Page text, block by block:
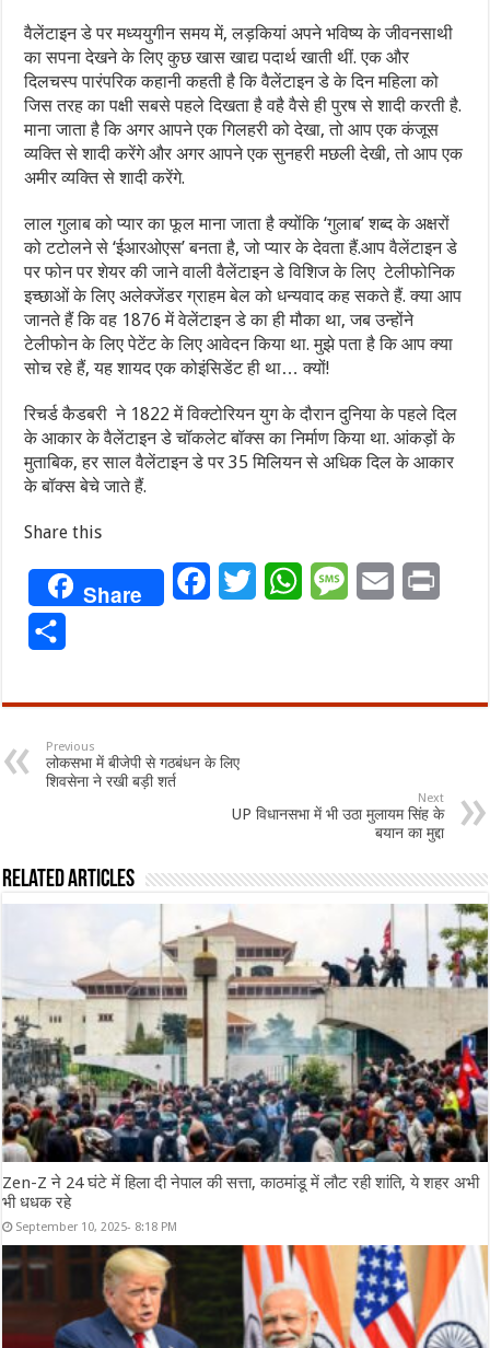
वैलेंटाइन डे पर मध्ययुगीन समय में, लड़कियां अपने भविष्य के जीवनसाथी
का सपना देखने के लिए कुछ खास खाद्य पदार्थ खाती थीं. एक और
दिलचस्प पारंपरिक कहानी कहती है क‍ि वैलेंटाइन डे के दि‍न महिला को
जिस तरह का पक्षी सबसे पहले दिखता है वहै वैसे ही पुरष से शादी करती है.
माना जाता है क‍ि अगर आपने एक गिलहरी को देखा, तो आप एक कंजूस
व्यक्ति से शादी करेंगे और अगर आपने एक सुनहरी मछली देखी, तो आप एक
अमीर व्यक्ति से शादी करेंगे.
लाल गुलाब को प्यार का फूल माना जाता है क्योंकि ‘गुलाब’ शब्द के अक्षरों
को टटोलने से ‘ईआरओएस’ बनता है, जो प्यार के देवता हैं.आप वैलेंटाइन डे
पर फोन पर शेयर की जाने वाली वैलेंटाइन डे व‍िश‍िज के लि‍ए टेलीफोनिक
इच्छाओं के लिए अलेक्जेंडर ग्राहम बेल को धन्यवाद कह सकते हैं. क्या आप
जानते हैं कि वह 1876 में वेलेंटाइन डे का ही मौका था, जब उन्होंने
टेलीफोन के लिए पेटेंट के लिए आवेदन किया था. मुझे पता है कि आप क्या
सोच रहे हैं, यह शायद एक कोइंसि‍डेंट ही था… क्यों!
रिचर्ड कैडबरी ने 1822 में विक्टोरियन युग के दौरान दुनिया के पहले दिल
के आकार के वैलेंटाइन डे चॉकलेट बॉक्स का नि‍र्माण किया था. आंकड़ों के
मुताबिक, हर साल वैलेंटाइन डे पर 35 मिलियन से अधिक दिल के आकार
के बॉक्स बेचे जाते हैं.
Share this
Share FacebookTwitterWhatsAppMessageEmail
Previous
लोकसभा में बीजेपी से गठबंधन के लिए
शिवसेना ने रखी बड़ी शर्त
Next
UP विधानसभा में भी उठा मुलायम सिंह के
बयान का मुद्दा
Related Articles
Zen-Z ने 24 घंटे में हिला दी नेपाल की सत्ता, काठमांडू में लौट रही शांति, ये शहर अभी
भी धधक रहे
September 10, 2025- 8:18 PM